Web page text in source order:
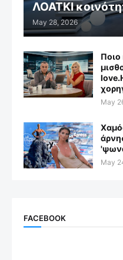
ΛΟΑΤΚΙ
May 28, 2026
Ποιο
May
May
FACEBOOK